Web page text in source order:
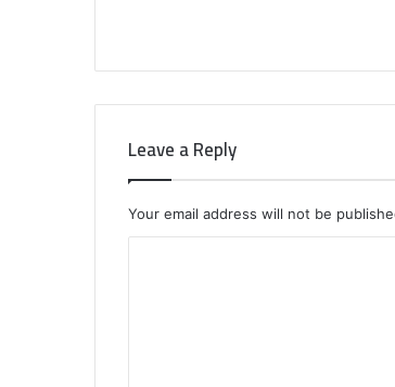
Leave a Reply
Your email address will not be